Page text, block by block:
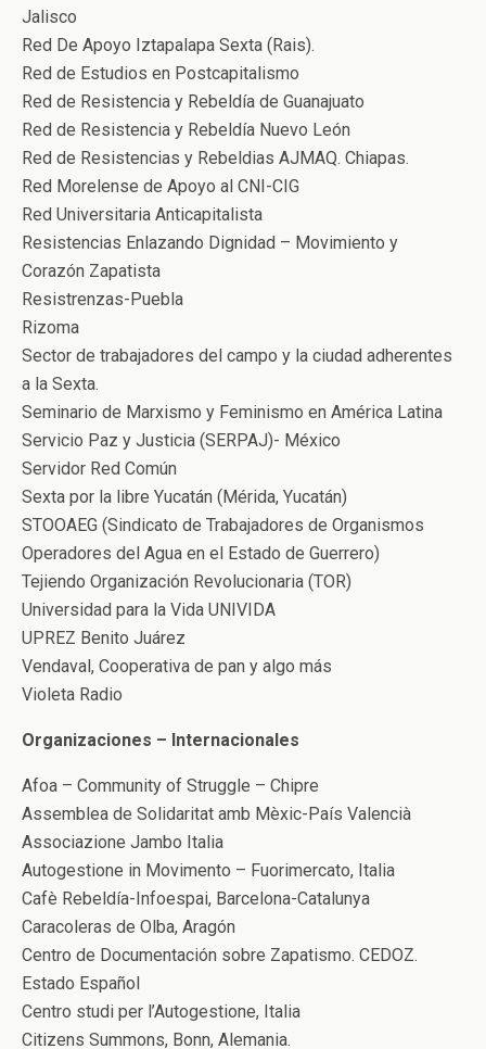
Jalisco
Red De Apoyo Iztapalapa Sexta (Rais).
Red de Estudios en Postcapitalismo
Red de Resistencia y Rebeldía de Guanajuato
Red de Resistencia y Rebeldía Nuevo León
Red de Resistencias y Rebeldias AJMAQ. Chiapas.
Red Morelense de Apoyo al CNI-CIG
Red Universitaria Anticapitalista
Resistencias Enlazando Dignidad – Movimiento y
Corazón Zapatista
Resistrenzas-Puebla
Rizoma
Sector de trabajadores del campo y la ciudad adherentes
a la Sexta.
Seminario de Marxismo y Feminismo en América Latina
Servicio Paz y Justicia (SERPAJ)- México
Servidor Red Común
Sexta por la libre Yucatán (Mérida, Yucatán)
STOOAEG (Sindicato de Trabajadores de Organismos
Operadores del Agua en el Estado de Guerrero)
Tejiendo Organización Revolucionaria (TOR)
Universidad para la Vida UNIVIDA
UPREZ Benito Juárez
Vendaval, Cooperativa de pan y algo más
Violeta Radio
Organizaciones – Internacionales
Afoa – Community of Struggle – Chipre
Assemblea de Solidaritat amb Mèxic-País Valencià
Associazione Jambo Italia
Autogestione in Movimento – Fuorimercato, Italia
Cafè Rebeldía-Infoespai, Barcelona-Catalunya
Caracoleras de Olba, Aragón
Centro de Documentación sobre Zapatismo. CEDOZ.
Estado Español
Centro studi per l’Autogestione, Italia
Citizens Summons, Bonn, Alemania.